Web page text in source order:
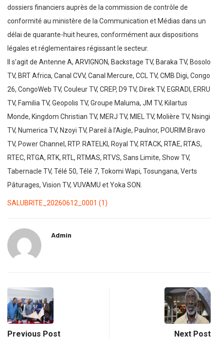
dossiers financiers auprès de la commission de contrôle de
conformité au ministère de la Communication et Médias dans un
délai de quarante-huit heures, conformément aux dispositions
légales et réglementaires régissant le secteur.
Il s’agit de Antenne A, ARVIGNON, Backstage TV, Baraka TV, Bosolo
TV, BRT Africa, Canal CVV, Canal Mercure, CCL TV, CMB Digi, Congo
26, CongoWeb TV, Couleur TV, CREP, D9 TV, Direk TV, EGRADI, ERRU
TV, Familia TV, Geopolis TV, Groupe Maluma, JM TV, Kilartus
Monde, Kingdom Christian TV, MERJ TV, MIEL TV, Molière TV, Nsingi
TV, Numerica TV, Nzoyi TV, Pareil à l’Aigle, Paulnor, POURIM Bravo
TV, Power Channel, RTP. RATELKI, Royal TV, RTACK, RTAE, RTAS,
RTEC, RTGA, RTK, RTL, RTMAS, RTVS, Sans Limite, Show TV,
Tabernacle TV, Télé 50, Télé 7, Tokomi Wapi, Tosungana, Verts
Pâturages, Vision TV, VUVAMU et Yoka SON.
SALUBRITE_20260612_0001 (1)
Admin
Previous Post Next Post